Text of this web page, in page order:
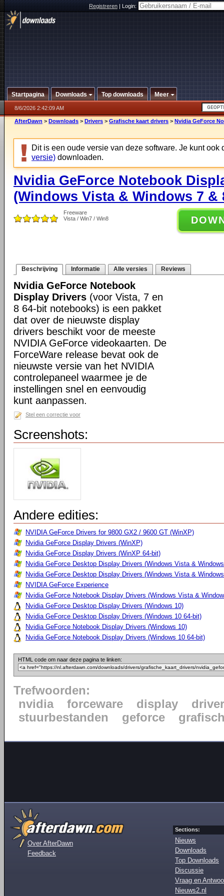
Registreren|Login:
Startpagina Downloads Top downloads Meer
8/6/2026 2:42:09 AM
AfterDawn > Downloads > Drivers > Grafische kaart drivers > Nvidia GeForce
Dit is een oude versie van deze software. Je kunt ook
versie) downloaden.
Nvidia GeForce Notebook
(Windows Vista & Windows 7 &
Freeware
Vista / Win7 / Win8
Beschrijving Informatie Alle versies Reviews
Nvidia GeForce Notebook
Display Drivers (voor Vista, 7 en
8 64-bit notebooks) is een pakket
dat over de nieuwste display
drivers beschikt voor de meeste
NVIDIA GeForce videokaarten. De
ForceWare release bevat ook de
nieuwste versie van het NVIDIA
controlepaneel waarmee je de
instellingen snel en eenvoudig
kunt aanpassen.
Stel een correctie voor
Screenshots:
Andere edities:
NVIDIA GeForce Drivers for 9800 GX2 / 9600 GT (WinXP)
Nvidia GeForce Display Drivers (WinXP)
Nvidia GeForce Display Drivers (WinXP 64-bit)
Nvidia GeForce Desktop Display Drivers (Windows Vista &
Nvidia GeForce Desktop Display Drivers (Windows Vista &
NVIDIA GeForce Experience
Nvidia GeForce Notebook Display Drivers (Windows Vista &
Nvidia GeForce Desktop Display Drivers (Windows 10)
Nvidia GeForce Desktop Display Drivers (Windows 10 64-bit)
Nvidia GeForce Notebook Display Drivers (Windows 10)
Nvidia GeForce Notebook Display Drivers (Windows 10 64-bit)
HTML code om naar deze pagina te linken:
Trefwoorden:
nvidia
forceware display
driver
stuurbestanden
geforce
Over AfterDawn
Feedback
Sections:
Nieuws
Downloads
Top Downloads
Discussie
Vraag en
Nieuws2.nl